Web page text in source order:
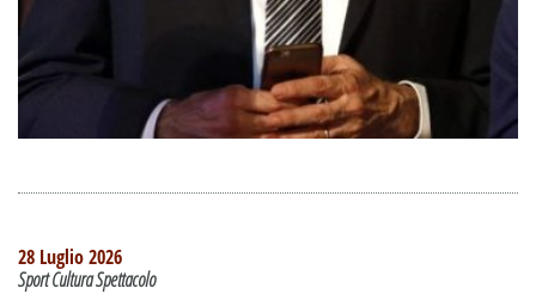
28 Luglio 2026
Sport Cultura Spettacolo